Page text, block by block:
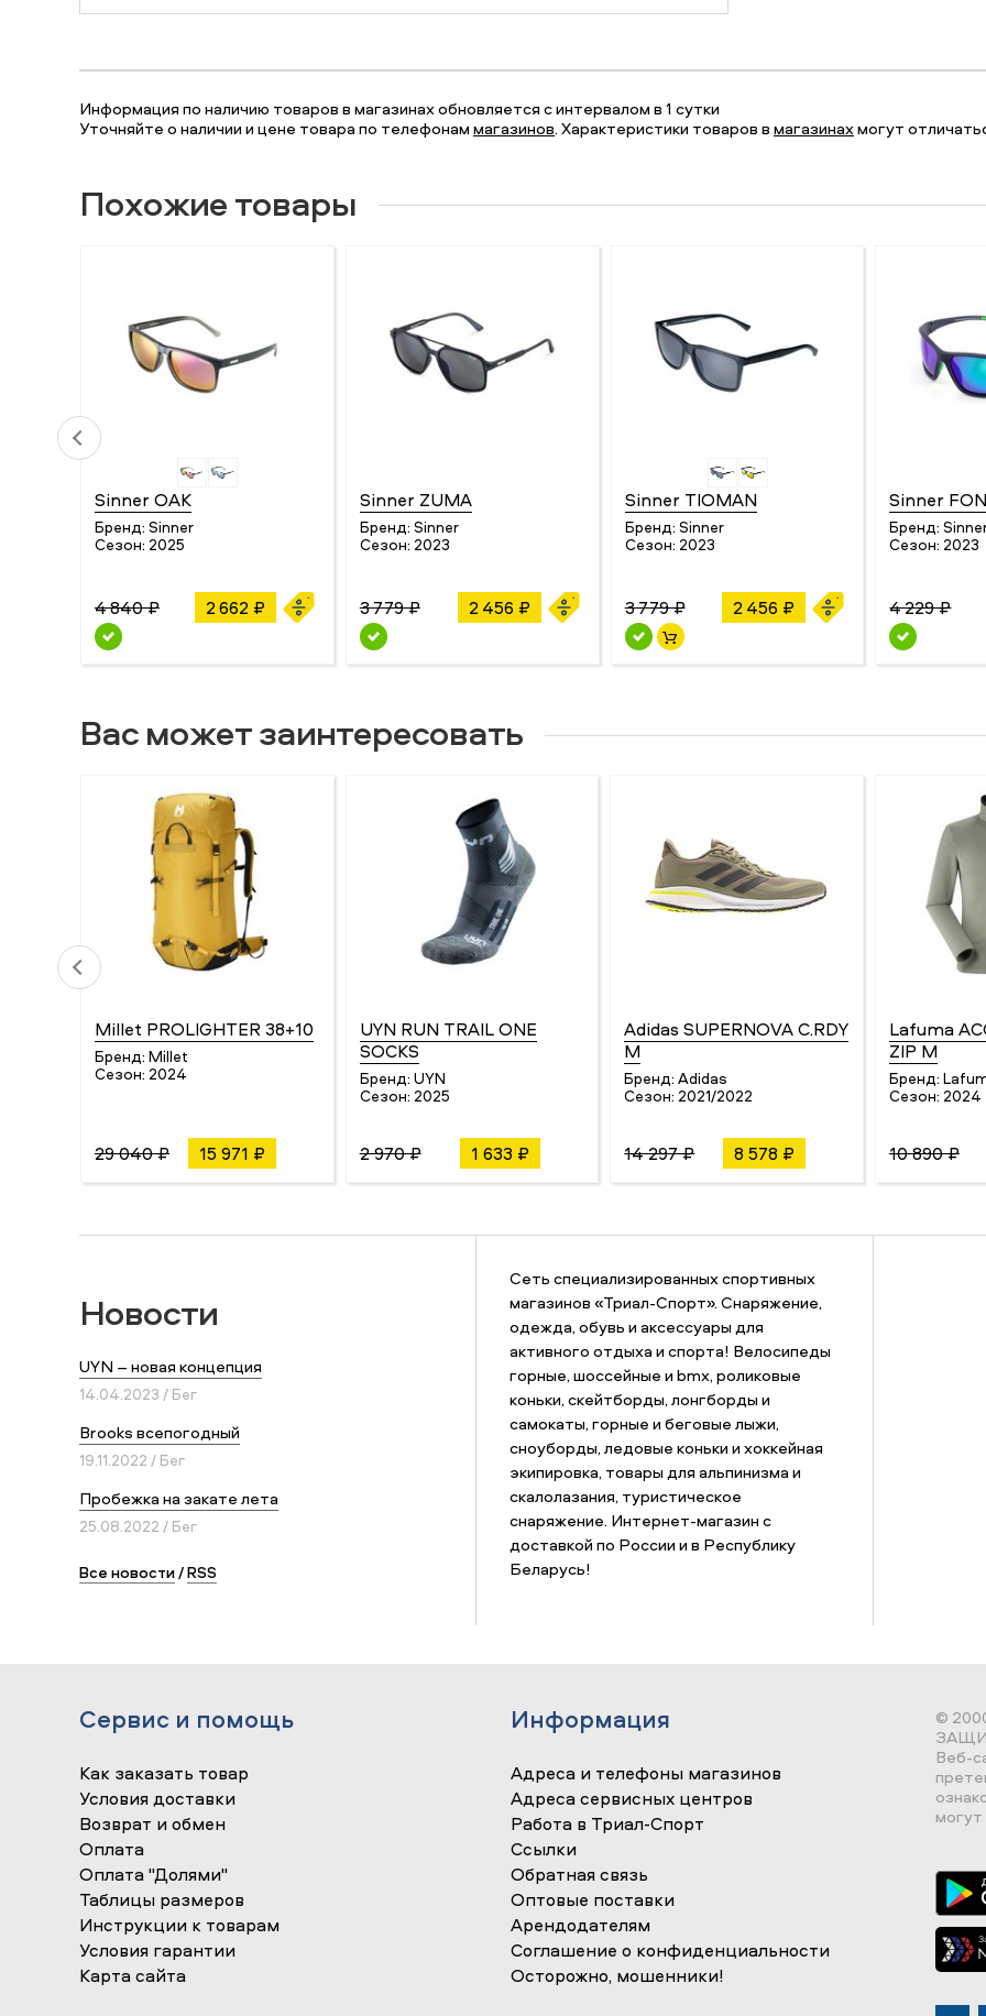
Информация по наличию товаров в магазинах обновляется с интервалом в 1 сутки
Уточняйте о наличии и цене товара по телефонаммагазинов. Характеристики товаров вмагазинахмогут
Похожие товары
Sinner OAK
Бренд: Sinner
Сезон: 2025
4 840 ₽ 2 662 ₽
Sinner ZUMA
Бренд: Sinner
Сезон: 2023
3 779 ₽ 2 456 ₽
Sinner TIOMAN
Бренд: Sinner
Сезон: 2023
3 779 ₽ 2 456 ₽
Sinner
Бренд:
Сезон: 2023
4 229 ₽
Вас может заинтересовать
Millet PROLIGHTER 38+10
Бренд: Millet
Сезон: 2024
29 040 ₽ 15 971 ₽
UYN RUN TRAIL ONE
SOCKS
Бренд: UYN
Сезон: 2025
2 970 ₽ 1 633 ₽
Adidas SUPERNOVA C.RDY
M
Бренд: Adidas
Сезон: 2021/2022
14 297 ₽ 8 578 ₽
Lafuma
ZIP M
Бренд:
Сезон: 2024
10 890 ₽
Новости
UYN – новая концепция
14.04.2023 / Бег
Brooks всепогодный
19.11.2022 / Бег
Пробежка на закате лета
25.08.2022 / Бег
Все новости/RSS
Сеть специализированных спортивных
магазинов «Триал-Спорт». Снаряжение,
одежда, обувь и аксессуары для
активного отдыха и спорта! Велосипеды
горные, шоссейные и bmx, роликовые
коньки, скейтборды, лонгборды и
самокаты, горные и беговые лыжи,
сноуборды, ледовые коньки и хоккейная
экипировка, товары для альпинизма и
скалолазания, туристическое
снаряжение. Интернет-магазин с
доставкой по России и в Республику
Беларусь!
Сервис и помощь
Как заказать товар
Условия доставки
Возврат и обмен
Оплата
Оплата "Долями"
Таблицы размеров
Инструкции к товарам
Условия гарантии
Карта сайта
Информация
Адреса и телефоны магазинов
Адреса сервисных центров
Работа в Триал-Спорт
Ссылки
Обратная связь
Оптовые поставки
Арендодателям
Соглашение о конфиденциальности
Осторожно, мошенники!
©
Веб-
могут